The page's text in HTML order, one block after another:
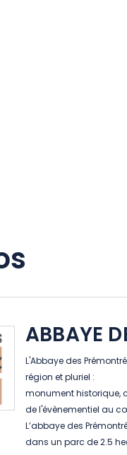
ABBAYE
L'Abbaye des
région et pluriel :
monument historique,
de l'évènementiel au
L’abbaye des
dans un parc de 2.5